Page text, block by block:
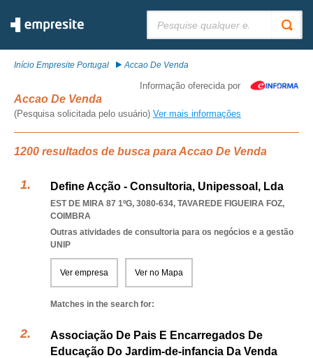
Início Empresite Portugal Accao De Venda
Informação oferecida por
Accao De Venda
(Pesquisa solicitada pelo usuário) Ver mais informações
1200 resultados de busca para Accao De Venda
Define Acção - Consultoria, Unipessoal, Lda
EST DE MIRA 87 1ºG, 3080-634, TAVAREDE FIGUEIRA FOZ,
COIMBRA
Outras atividades de consultoria para os negócios e a gestão
UNIP
Ver empresa Ver no Mapa
Matches in the search for:
Associação De Pais E Encarregados De
Educação Do Jardim-de-infancia Da Venda